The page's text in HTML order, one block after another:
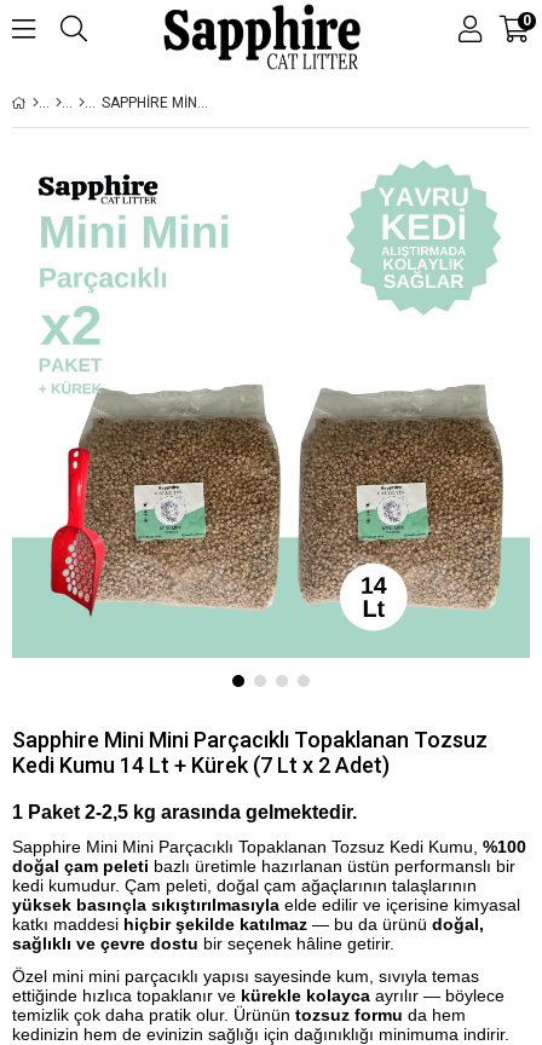
0
SAPPHIRE MINI MINI PARÇACIKLI TOPAKLANAN TOZSUZ KEDI KUMU 14 LT + KÜREK (7 LT X 2 ADET)
Sapphire Mini Mini Parçacıklı Topaklanan Tozsuz
Kedi Kumu 14 Lt + Kürek (7 Lt x 2 Adet)
1 Paket 2-2,5 kg arasında gelmektedir.
Sapphire Mini Mini Parçacıklı Topaklanan Tozsuz Kedi Kumu, %100
doğal çam peleti bazlı üretimle hazırlanan üstün performanslı bir
kedi kumudur. Çam peleti, doğal çam ağaçlarının talaşlarının
yüksek basınçla sıkıştırılmasıyla elde edilir ve içerisine kimyasal
katkı maddesi hiçbir şekilde katılmaz — bu da ürünü doğal,
sağlıklı ve çevre dostu bir seçenek hâline getirir.
Özel mini mini parçacıklı yapısı sayesinde kum, sıvıyla temas
ettiğinde hızlıca topaklanır ve kürekle kolayca ayrılır — böylece
temizlik çok daha pratik olur. Ürünün tozsuz formu da hem
kedinizin hem de evinizin sağlığı için dağınıklığı minimuma indirir.